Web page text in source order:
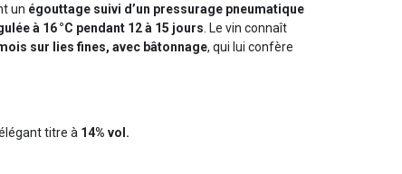
un égouttage suivi d’un pressurage pneumatique
à 16 °C pendant 12 à 15 jours . Le vin connaît
sur lies fines, avec bâtonnage, qui lui confère
titre à 14% vol.